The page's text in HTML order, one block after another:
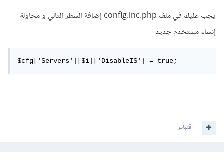
يجب عليك في ملف config.inc.php إضافة السطر التالي و محاولة
إنشاء مستخدم جديد
$cfg['Servers'][$i]['DisableIS'] = true;
اقتباس